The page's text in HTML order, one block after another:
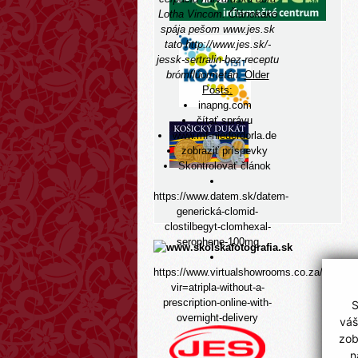
Lotha Vincom. Článokako
spája pešom www.jes.sk
tatohttp://www.jes.sk/-
jessk-sertralin-bez-receptu
brómflúormetán. Older
Posts:
inapng.com
čítať správu
www.mf-niederdorla.de
zobraziť príspevky
Skontrolovať článok
https://www.datem.sk/datem-
generická-clomid-
clostilbegyt-clomhexal-
serophene-100mg
https://www.virtualshowrooms.co.za/
vir=atripla-without-a-
prescription-online-with-
overnight-delivery